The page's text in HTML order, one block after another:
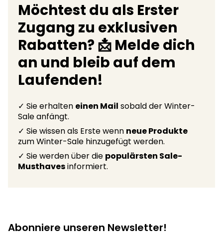
Möchtest du als Erster
Zugang zu exklusiven
Rabatten? 📩 Melde dich
an und bleib auf dem
Laufenden!
✓ Sie erhalten einen Mail sobald der Winter-
Sale anfängt.
✓ Sie wissen als Erste wenn neue Produkte
zum Winter-Sale hinzugefügt werden.
✓ Sie werden über die populärsten Sale-
Musthavesinformiert.
Abonniere unseren Newsletter!